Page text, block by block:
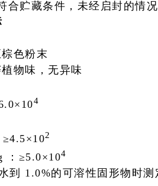
合贮藏条件，未经启封的情
色粉末
物味，无异味
4
≥4.5×102
≥5.0×104
到 1.0%的可溶性固形物时测